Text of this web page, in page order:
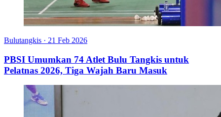
Bulutangkis · 21 Feb 2026
PBSI Umumkan 74 Atlet Bulu Tangkis untuk
Pelatnas 2026, Tiga Wajah Baru Masuk